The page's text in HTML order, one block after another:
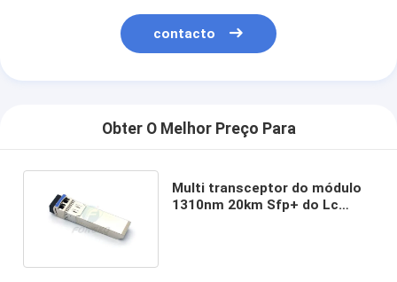
contacto
Obter O Melhor Preço Para
Multi transceptor do módulo
1310nm 20km Sfp+ do Lc